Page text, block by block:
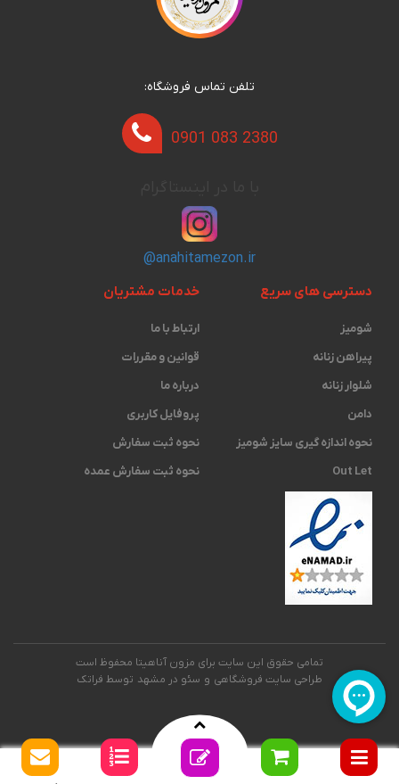
تلفن تماس فروشگاه:
0901 083 2380
@anahitamezon.ir
دسترسی های سریع
شومیز
پیراهن زنانه
شلوار زنانه
دامن
نحوه اندازه گیری ‫سایز شومیز
Out Let
خدمات مشتریان
ارتباط با ما
قوانین و مقررات
درباره ما
پروفایل کاربری
نحوه ثبت سفارش
نحوه ثبت سفارش عمده
تمامی حقوق این سایت برای مزون آناهیتا محفوظ است
طراحی سایت فروشگاهی و سئو در مشهد توسط فراتک